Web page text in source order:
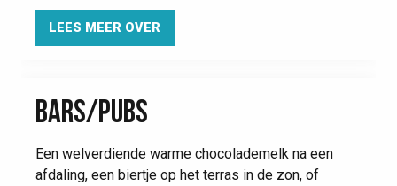
LEES MEER OVER
BARS/PUBS
Een welverdiende warme chocolademelk na een
afdaling, een biertje op het terras in de zon, of